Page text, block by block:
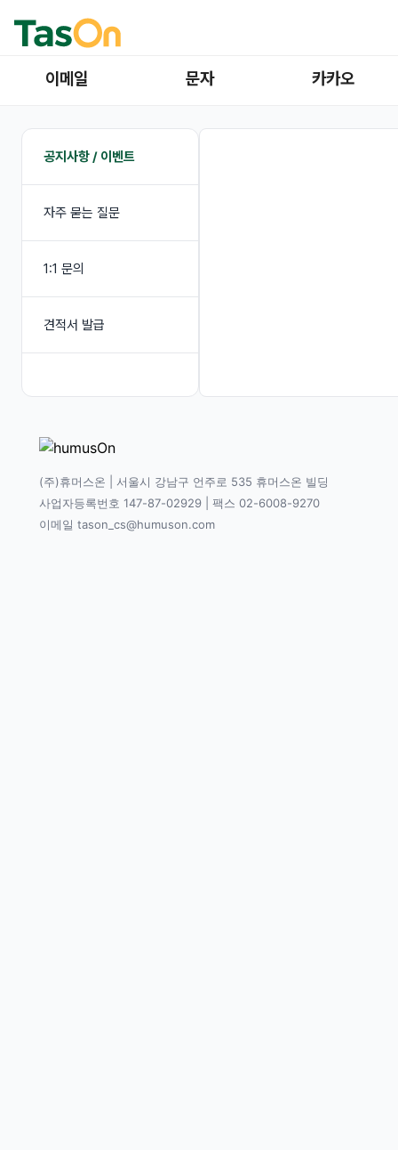
이메일 문자 카카오
공지사항 / 이벤트
자주 묻는 질문
1:1 문의
견적서 발급
(주)휴머스온 | 서울시 강남구 언주로 535 휴머스온 빌딩
사업자등록번호 147-87-02929 | 팩스 02-6008-9270
이메일 tason_cs@humuson.com